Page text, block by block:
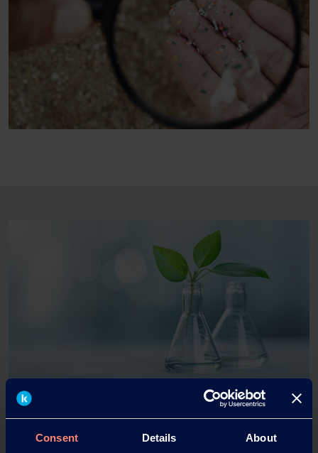
Consent Details About